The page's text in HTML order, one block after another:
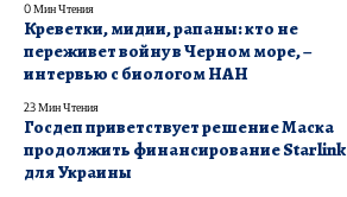
0 Мин Чтения
Креветки, мидии, рапаны: кто не
переживет войну в Черном море, –
интервью с биологом НАН
23 Мин Чтения
Госдеп приветствует решение Маска
продолжить финансирование Starlink
для Украины